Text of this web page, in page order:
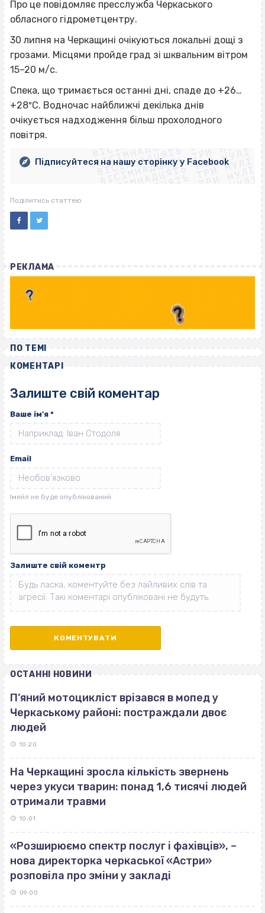
Про це повідомляє пресслужба Черкаського
обласного гідрометцентру.
30 липня на Черкащині очікуються локальні дощі з
грозами. Місцями пройде град зі шквальним вітром
15–20 м/с.
Спека, що тримається останні дні, спаде до +26…
+28ºС. Водночас найближчі декілька днів
очікується надходження більш прохолодного
повітря.
ВІСІМНАДЦЯТЬ ТРИ НУЛІ
ВІСІМНАДЦЯТЬ ТРИ НУЛІ
ВІСІМНАДЦЯТЬ ТРИ НУЛІ
ВІСІМНАДЦЯТЬ ТРИ НУЛІ
ВІСІМНАДЦЯТЬ ТРИ НУЛІ
ВІСІМНАДЦЯТЬ ТРИ НУЛІ
ВІСІМНАДЦЯТЬ ТРИ НУЛІ
ВІСІМНАДЦЯТЬ ТРИ НУЛІ
Підписуйтеся на нашу сторінку у Facebook
Поділитись статтею
РЕКЛАМА
ПО ТЕМІ
КОМЕНТАРІ
Залиште свій коментар
Ваше ім'я *
Email
Залиште свій коментр
ОСТАННІ НОВИНИ
П’яний мотоцикліст врізався в мопед у
Черкаському районі: постраждали двоє
людей
10:20
На Черкащині зросла кількість звернень
через укуси тварин: понад 1,6 тисячі людей
отримали травми
10:01
«Розширюємо спектр послуг і фахівців», –
нова директорка черкаської «Астри»
розповіла про зміни у закладі
09:00